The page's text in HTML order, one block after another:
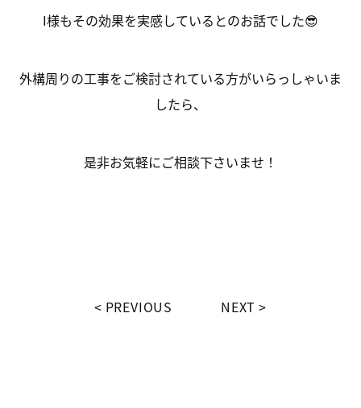
I様もその効果を実感しているとのお話でした😎
外構周りの工事をご検討されている方がいらっしゃいま
したら、
是非お気軽にご相談下さいませ！
PREVIOUS NEXT